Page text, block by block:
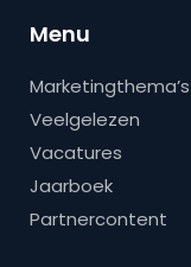
Menu
Marketingthema’s
Veelgelezen
Vacatures
Jaarboek
Partnercontent